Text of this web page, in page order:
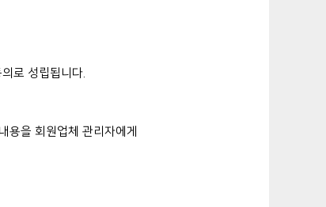
로 성립됩니다.
을 회원업체 관리자에게